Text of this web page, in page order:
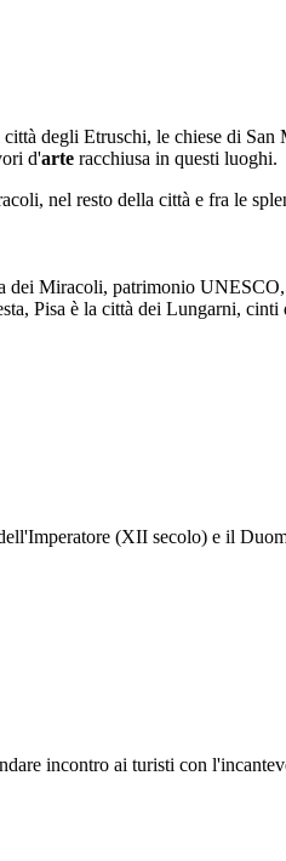
città degli Etruschi, le chiese di
d'arte racchiusa in questi luoghi.
nel resto della città e fra le
dei Miracoli, patrimonio
Pisa è la città dei Lungarni,
(XII secolo) e il
incontro ai turisti con